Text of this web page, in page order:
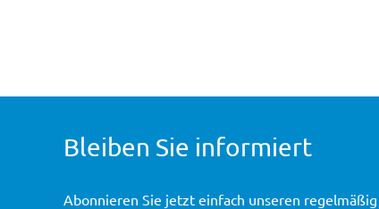
Bleiben Sie informiert
Abonnieren Sie jetzt einfach unseren